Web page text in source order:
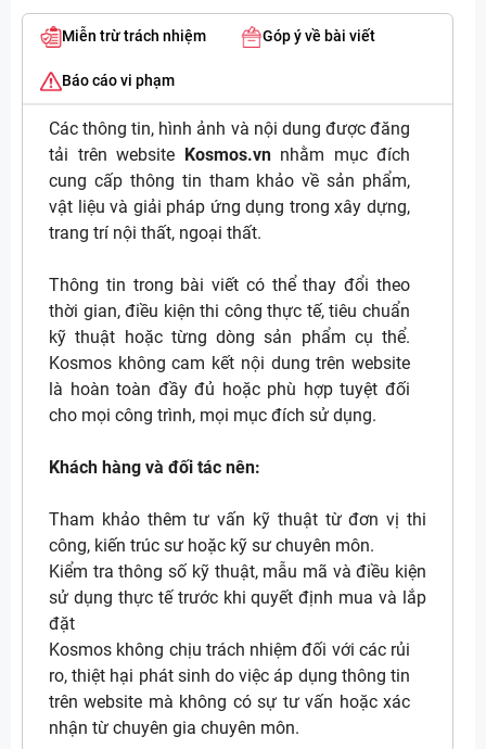
Miễn trừ trách nhiệm Góp ý về bài viết
Báo cáo vi phạm
Các thông tin, hình ảnh và nội dung được đăng
tải trên website
Kosmos.vnnhằm mục đích
cung cấp thông tin tham khảo về sản phẩm,
vật liệu và giải pháp ứng dụng trong xây dựng,
trang trí nội thất, ngoại thất.
Thông tin trong bài viết có thể thay đổi theo
thời gian, điều kiện thi công thực tế, tiêu chuẩn
kỹ thuật hoặc từng dòng sản phẩm cụ thể.
Kosmos không cam kết nội dung trên website
là hoàn toàn đầy đủ hoặc phù hợp tuyệt đối
cho mọi công trình, mọi mục đích sử dụng.
Khách hàng và đối tác nên:
Tham khảo thêm tư vấn kỹ thuật từ đơn vị thi
công, kiến trúc sư hoặc kỹ sư chuyên môn.
Kiểm tra thông số kỹ thuật, mẫu mã và điều kiện
sử dụng thực tế trước khi quyết định mua và lắp
đặt
Kosmos không chịu trách nhiệm đối với các rủi
ro, thiệt hại phát sinh do việc áp dụng thông tin
trên website mà không có sự tư vấn hoặc xác
nhận từ chuyên gia chuyên môn.